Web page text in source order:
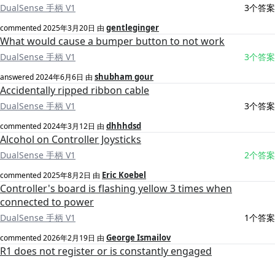
DualSense 手柄 V1 3个答案
commented2025年3月20日 由 gentleginger
What would cause a bumper button to not work
DualSense 手柄 V1 3个答案
answered2024年6月6日 由 shubham gour
Accidentally ripped ribbon cable
DualSense 手柄 V1 3个答案
commented2024年3月12日 由 dhhhdsd
Alcohol on Controller Joysticks
DualSense 手柄 V1 2个答案
commented2025年8月2日 由 Eric Koebel
Controller's board is flashing yellow 3 times when
connected to power
DualSense 手柄 V1 1个答案
commented2026年2月19日 由 George Ismailov
R1 does not register or is constantly engaged